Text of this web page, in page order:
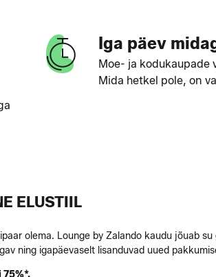
Iga päev
Moe- ja kodukaupade
Mida hetkel pole, on
ELUSTIIL
olema. Lounge by Zalando kaudu jõuab su
ning igapäevaselt lisanduvad uued
75%*.